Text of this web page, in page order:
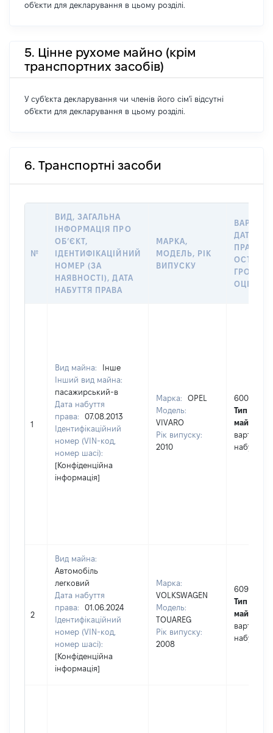
об'єкти для декларування в цьому розділі.
5. Цінне рухоме майно (крім
транспортних засобів)
У суб'єкта декларування чи членів його сім'ї відсутні
об'єкти для декларування в цьому розділі.
6. Транспортні засоби
№
ВИД, ЗАГАЛЬНА
ІНФОРМАЦІЯ ПРО
ОБʼЄКТ,
ІДЕНТИФІКАЦІЙНИЙ
НОМЕР (ЗА
НАЯВНОСТІ), ДАТА
НАБУТТЯ ПРАВА
МАРКА,
МОДЕЛЬ, РІК
ВИПУСКУ
ДАТУ
ПРАВА
1
Вид майна:
Інше
Інший вид майна:
пасажирський-в
Дата набуття
права:
07.08.2013
Ідентифікаційний
номер (VIN-код,
номер шасі):
[Конфіденційна
інформація]
Марка:
OPEL
Модель:
VIVARO
Рік випуску:
2010
60000
Тип
майна:
вартість
набуття
2
Вид майна:
Автомобіль
легковий
Дата набуття
права:
01.06.2024
Ідентифікаційний
номер (VIN-код,
номер шасі):
[Конфіденційна
інформація]
Марка:
VOLKSWAGEN
Модель:
TOUAREG
Рік випуску:
2008
609061
Тип
майна:
вартість
набуття